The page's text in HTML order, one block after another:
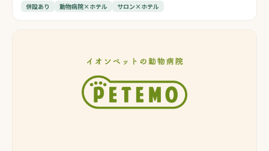
併設あり 動物病院×ホテル サロン×ホテル